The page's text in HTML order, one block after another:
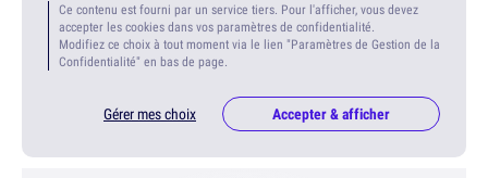
Ce contenu est fourni par un service tiers. Pour l'afficher, vous devez
accepter les cookies dans vos paramètres de confidentialité.
Modifiez ce choix à tout moment via le lien "Paramètres de Gestion de la
Confidentialité" en bas de page.
Gérer mes choix Accepter & afficher